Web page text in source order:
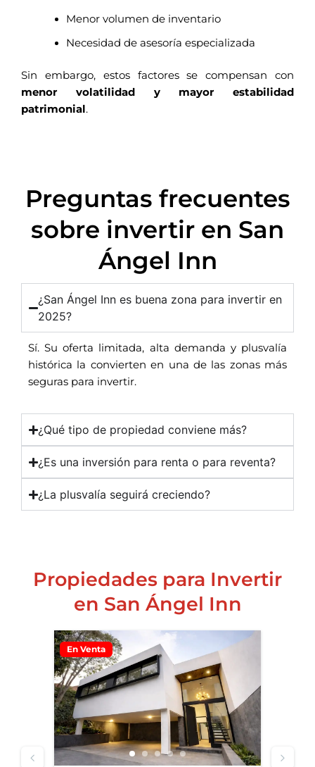
Menor volumen de inventario
Necesidad de asesoría especializada
Sin embargo, estos factores se compensan con
menor volatilidad y mayor estabilidad
patrimonial.
Preguntas frecuentes
sobre invertir en San
Ángel Inn
¿San Ángel Inn es buena zona para invertir en
2025?
Sí. Su oferta limitada, alta demanda y plusvalía
histórica la convierten en una de las zonas más
seguras para invertir.
¿Qué tipo de propiedad conviene más?
¿Es una inversión para renta o para reventa?
¿La plusvalía seguirá creciendo?
Propiedades para Invertir
en San Ángel Inn
En Venta